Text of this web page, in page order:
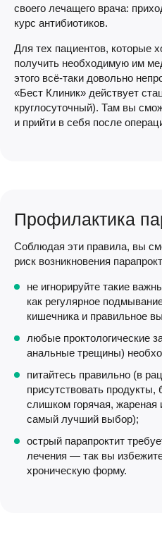
своего лечащего врача:
курс антибиотиков.
Для тех пациентов, которые
получить необходимую им
этого всё-таки довольно
«Бест Клиник» действует
круглосуточный). Там вы
и прийти в себя после
Профилактика
Соблюдая эти правила, вы
риск возникновения
не игнорируйте такие
как регулярное
кишечника и правильное
любые проктологические
анальные трещины)
питайтесь правильно (в
присутствовать продукты,
слишком горячая,
самый лучший выбор);
острый парапроктит
лечения — так вы
хроническую форму.